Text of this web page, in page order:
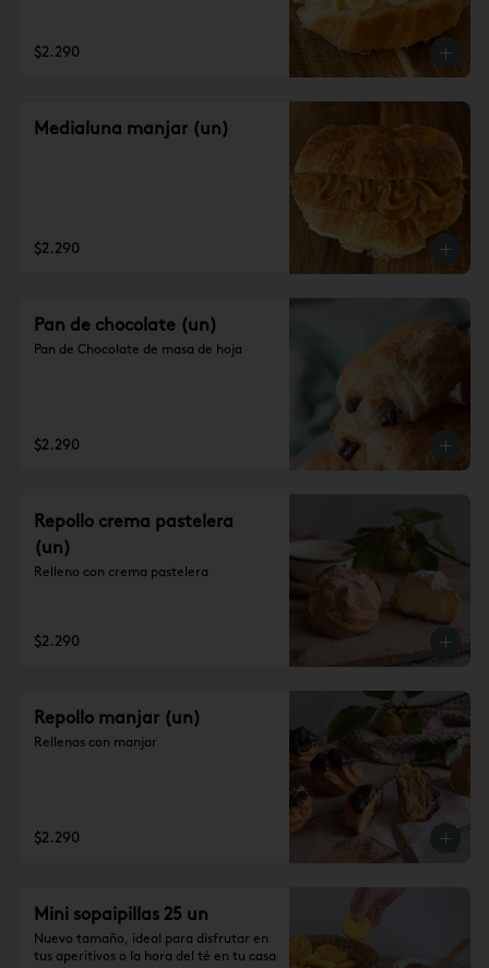
$2.290
Medialuna manjar (un)
$2.290
Pan de chocolate (un)
Pan de Chocolate de masa de hoja
$2.290
Repollo crema pastelera
(un)
Relleno con crema pastelera
$2.290
Repollo manjar (un)
Rellenos con manjar
$2.290
Mini sopaipillas 25 un
Nuevo tamaño, ideal para disfrutar en
tus aperitivos o la hora del té en tu casa